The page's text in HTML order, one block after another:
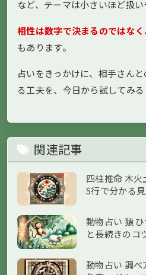
など、テーマは小さいほど扱い
相性は数字で決まるのではな
もあります。
占いをきっかけに、相手さん
る工夫を、今日から試してみる
関連記事
四柱推命 木火
5行で分かる
動物占い 猿
と長続きのコ
動物占い 調べ